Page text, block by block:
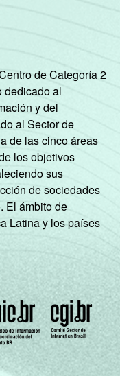
de Categoría 2
dedicado al
y del
al Sector de
de las cinco áreas
los objetivos
sus
de sociedades
El ámbito de
Latina y los países